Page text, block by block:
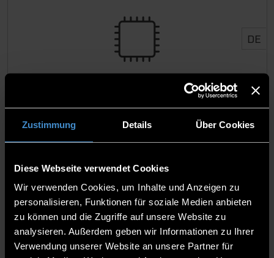
Zustimmung Details Über Cookies
Diese Webseite verwendet Cookies
Wir verwenden Cookies, um Inhalte und Anzeigen zu
personalisieren, Funktionen für soziale Medien anbieten
zu können und die Zugriffe auf unsere Website zu
analysieren. Außerdem geben wir Informationen zu Ihrer
Verwendung unserer Website an unsere Partner für
DE
Electronics Engineering for Artificial
Intelligence - INTERNATIONAL